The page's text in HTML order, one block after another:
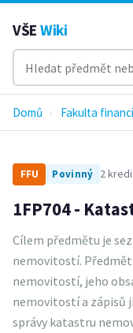
VŠE Wiki
Domů › Fakulta
FFU Povinný 2
1FP704 -
Cílem předmětu je
nemovitostí. Předmět
nemovitostí, jeho
nemovitostí a zápisů
správy katastru